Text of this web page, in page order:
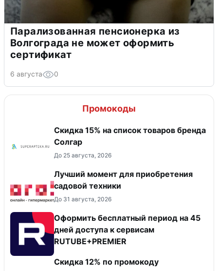
Парализованная пенсионерка из
Волгограда не может оформить
сертификат
6 августа 0
Промокоды
Скидка 15% на список товаров бренда
Солгар
До 25 августа, 2026
Лучший момент для приобретения
садовой техники
До 31 августа, 2026
Оформить бесплатный период на 45
дней доступа к сервисам
RUTUBE+PREMIER
Скидка 12% по промокоду